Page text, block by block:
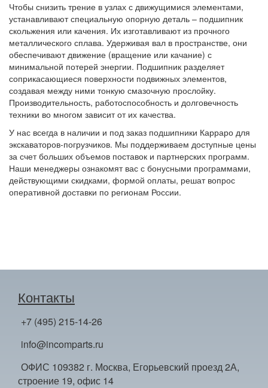
Чтобы снизить трение в узлах с движущимися элементами,
устанавливают специальную опорную деталь – подшипник
скольжения или качения. Их изготавливают из прочного
металлического сплава. Удерживая вал в пространстве, они
обеспечивают движение (вращение или качание) с
минимальной потерей энергии. Подшипник разделяет
соприкасающиеся поверхности подвижных элементов,
создавая между ними тонкую смазочную прослойку.
Производительность, работоспособность и долговечность
техники во многом зависит от их качества.
У нас всегда в наличии и под заказ подшипники Карраро для
экскаваторов-погрузчиков. Мы поддерживаем доступные цены
за счет больших объемов поставок и партнерских программ.
Наши менеджеры ознакомят вас с бонусными программами,
действующими скидками, формой оплаты, решат вопрос
оперативной доставки по регионам России.
Контакты
+7 (495) 215-14-26
info@incomparts.ru
ОФИС 109382 г. Москва, Егорьевский проезд 2А,
строение 19, офис 14